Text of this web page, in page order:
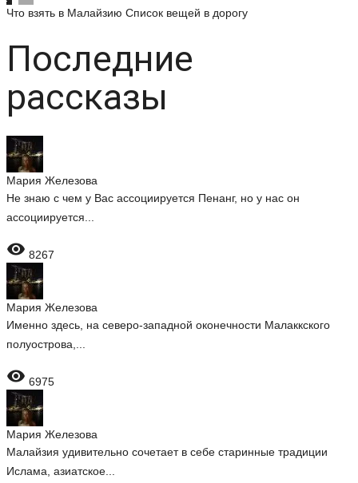
Что взять в Малайзию Список вещей в дорогу
Последние
рассказы
Мария Железова
Не знаю с чем у Вас ассоциируется Пенанг, но у нас он
ассоциируется...
 8267
Мария Железова
Именно здесь, на северо-западной оконечности Малаккского
полуострова,...
 6975
Мария Железова
Малайзия удивительно сочетает в себе старинные традиции
Ислама, азиатское...